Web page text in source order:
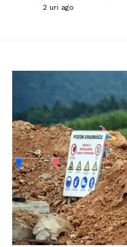
2 uri ago